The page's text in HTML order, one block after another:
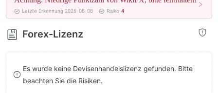
6
7
8
9
7
8
9
7
8
9
Letzte Erkennung 2026-08-08 Risiko 4
Forex-Lizenz
Es wurde keine Devisenhandelslizenz gefunden. Bitte
beachten Sie die Risiken.